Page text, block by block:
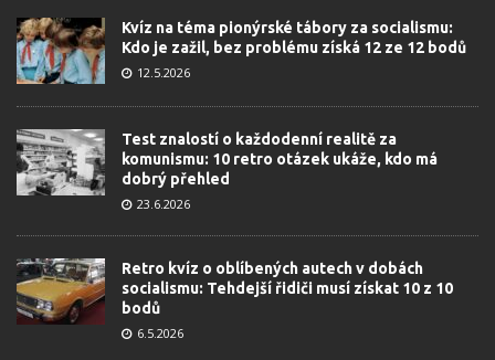
Kvíz na téma pionýrské tábory za socialismu:
Kdo je zažil, bez problému získá 12 ze 12 bodů
12.5.2026
Test znalostí o každodenní realitě za
komunismu: 10 retro otázek ukáže, kdo má
dobrý přehled
23.6.2026
Retro kvíz o oblíbených autech v dobách
socialismu: Tehdejší řidiči musí získat 10 z 10
bodů
6.5.2026